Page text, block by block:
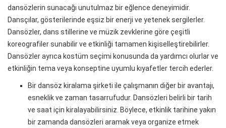
dansözlerin sunacağı unutulmaz bir eğlence deneyimidir.
Dansçılar, gösterilerinde eşsiz bir enerji ve yetenek sergilerler.
Dansözler, dans stillerine ve müzik zevklerine göre çeşitli
koreografiler sunabilir ve etkinliği tamamen kişiselleştirebilirler.
Dansözler ayrıca kostüm seçimi konusunda da yardımcı olurlar ve
etkinliğin tema veya konseptine uyumlu kıyafetler tercih ederler.
Bir dansöz kiralama şirketi ile çalışmanın diğer bir avantajı,
esneklik ve zaman tasarrufudur. Dansözleri belirli bir tarih
ve saat için kiralayabilirsiniz. Böylece, etkinlik tarihine yakın
bir zamanda dansözleri aramak veya organize etmek